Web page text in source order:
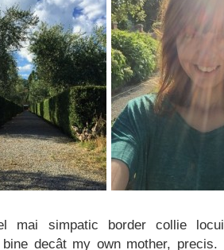
mai simpatic border collie
decât my own mother,